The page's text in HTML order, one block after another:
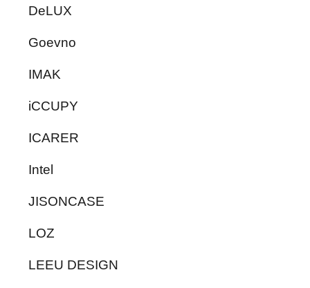
DeLUX
Goevno
IMAK
iCCUPY
ICARER
Intel
JISONCASE
LOZ
LEEU DESIGN